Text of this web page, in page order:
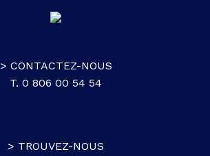
> CONTACTEZ-NOUS
T. 0 806 00 54 54
> TROUVEZ-NOUS